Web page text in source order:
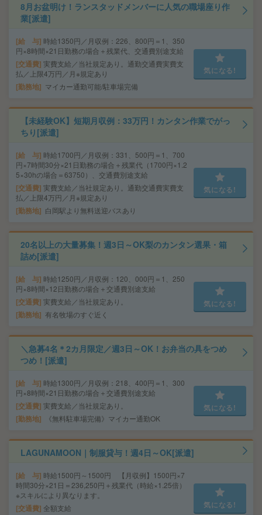
8月お盆明け！ランスタッドメンバーに人気の職場座り作
業[派遣]
給 与 時給1350円／月収例：226、800円＝1、350
円×8時間×21日勤務の場合＋残業代、交通費別途支給
交通費 実費支給／当社規定あり。通勤交通費実費支
払／上限4万円／月※規定あり
勤務地 マイカー通勤可能/駐車場完備
気になる!
【未経験OK】短期月収例：33万円！カンタン作業でがっ
ちり[派遣]
給 与 時給1700円／月収例：331、500円＝1、700
円×7時間30分×21日勤務の場合＋残業代（1700円×1.2
5×30hの場合＝63750）、交通費別途支給
交通費 実費支給／当社規定あり。通勤交通費実費支
払／上限4万円／月※規定あり
勤務地 白岡駅より無料送迎バスあり
気になる!
20名以上の大量募集！週3日～OK梨のカンタン選果・箱
詰め[派遣]
給 与 時給1250円／月収例：120、000円＝1、250
円×8時間×12日勤務の場合＋交通費別途支給
交通費 実費支給／当社規定あり。
勤務地 有名牧場のすぐ近く
気になる!
＼急募4名＊2カ月限定／週3日～OK！お弁当の具をつめ
つめ！[派遣]
給 与 時給1300円／月収例：218、400円＝1、300
円×8時間×21日勤務の場合＋交通費別途支給
交通費 実費支給／当社規定あり。
勤務地 《無料駐車場完備》マイカー通勤OK
気になる!
LAGUNAMOON｜制服貸与！週4日～OK[派遣]
給 与 時給1500円～1500円 【月収例】1500円×7
時間30分×21日＝236,250円＋残業代（時給×1.25倍）
※スキルにより異なります。
交通費 全額支給 気になる!